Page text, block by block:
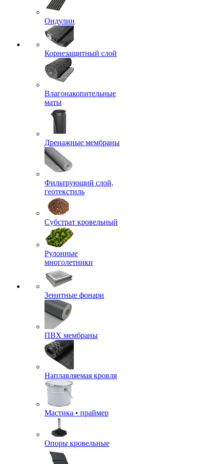
Ондулин
Корнезащитный слой
Влагонакопительные
маты
Дренажные мембраны
Фильтрующий слой,
геотекстиль
Субстрат кровельный
Рулонные
многолетники
Зенитные фонари
ПВХ мембраны
Наплавляемая кровля
Мастика • праймер
Опоры кровельные